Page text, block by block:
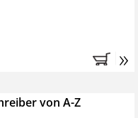
Profipaket im
(inkl. der derzeitig
tun, das
es entstehen keine
»
von A-Z